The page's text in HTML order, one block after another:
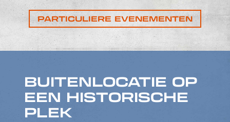
PARTICULIERE EVENEMENTEN
BUITENLOCATIE OP
EEN HISTORISCHE
PLEK